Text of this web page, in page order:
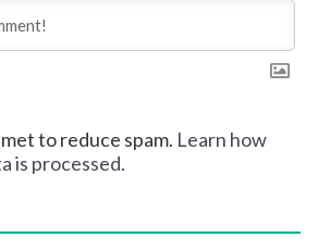
to reduce spam. Learn how
is processed.